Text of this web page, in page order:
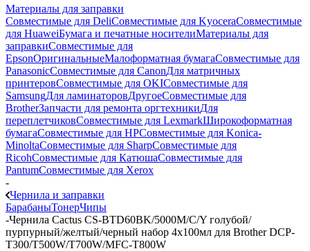
Материалы для заправки
Совместимые для DeliСовместимые для KyoceraСовместимые
для HuaweiБумага и печатные носителиМатериалы для
заправкиСовместимые для
EpsonОригинальныеМалоформатная бумагаСовместимые для
PanasonicСовместимые для CanonДля матричных
принтеровСовместимые для OKIСовместимые для
SamsungДля ламинаторовДругоеСовместимые для
BrotherЗапчасти для ремонта оргтехникиДля
переплетчиковСовместимые для LexmarkШирокоформатная
бумагаСовместимые для HPСовместимые для Konica-
MinoltaСовместимые для SharpСовместимые для
RicohСовместимые для КатюшаСовместимые для
PantumСовместимые для Xerox
-
Чернила и заправки
БарабаныТонерЧипы
-Чернила Cactus CS-BTD60BK/5000M/C/Y голубой/
пурпурный/желтый/черный набор 4x100мл для Brother DCP-
T300/T500W/T700W/MFC-T800W